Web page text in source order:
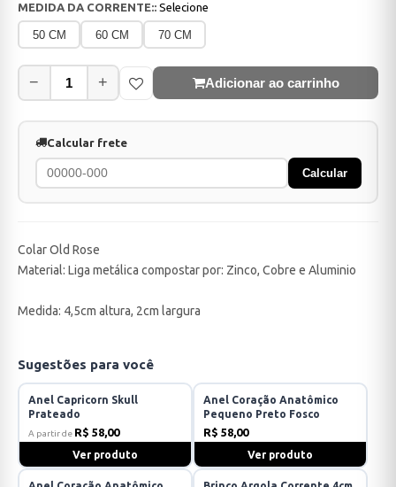
MEDIDA DA CORRENTE:: Selecione
50 CM 60 CM 70 CM
− + Adicionar ao carrinho
Calcular frete
Calcular
Colar Old Rose
Material: Liga metálica compostar por: Zinco, Cobre e Aluminio
Medida: 4,5cm altura, 2cm largura
Sugestões para você
Anel Capricorn Skull
Prateado
A partir de R$ 58,00
Ver produto
Anel Coração Anatômico
Pequeno Preto Fosco
R$ 58,00
Ver produto